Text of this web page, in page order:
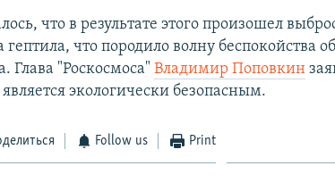
что в результате этого произошел
гептила, что породило волну беспокойства
Глава "Роскосмоса"Владимир Поповкин
экологически безопасным.
Follow us Print